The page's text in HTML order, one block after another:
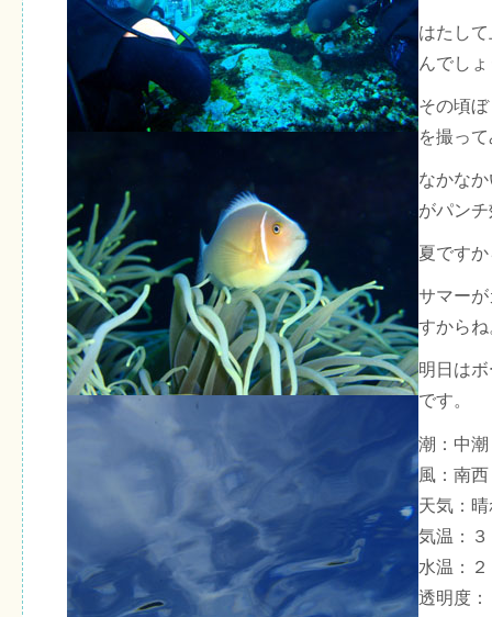
はたし
んでし
その頃
を撮っ
なかな
がパン
夏です
サマー
すからね
明日は
です。
潮：中潮
風：南西
天気：晴
気温：
水温：
透明度